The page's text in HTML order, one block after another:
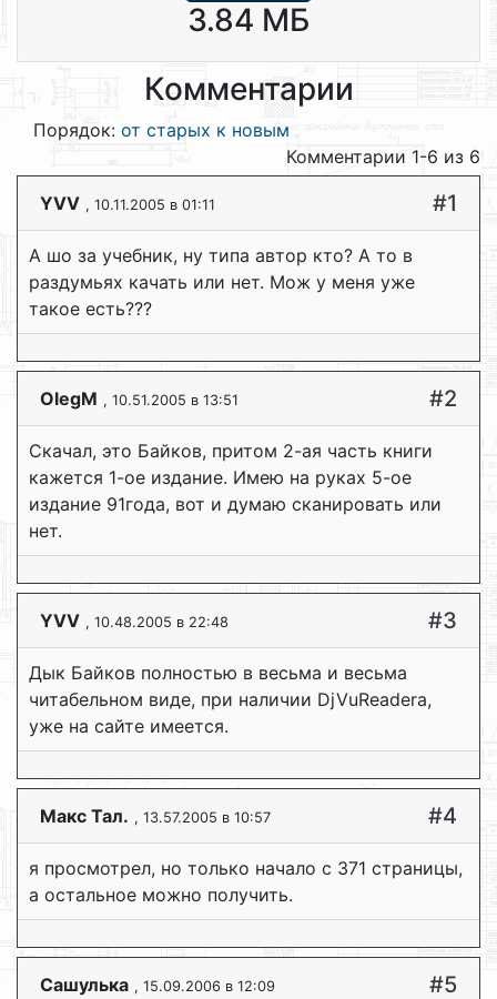
3.84 МБ
Комментарии
Порядок: от старых к новым
Комментарии 1-6 из 6
YVV , 10.11.2005 в 01:11 #1
А шо за учебник, ну типа автор кто? А то в
раздумьях качать или нет. Мож у меня уже
такое есть???
OlegM , 10.51.2005 в 13:51 #2
Скачал, это Байков, притом 2-ая часть книги
кажется 1-ое издание. Имею на руках 5-ое
издание 91года, вот и думаю сканировать или
нет.
YVV , 10.48.2005 в 22:48 #3
Дык Байков полностью в весьма и весьма
читабельном виде, при наличии DjVuReadera,
уже на сайте имеется.
Макс Тал. , 13.57.2005 в 10:57 #4
я просмотрел, но только начало с 371 страницы,
а остальное можно получить.
Сашулька , 15.09.2006 в 12:09 #5